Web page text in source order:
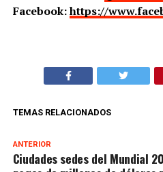
Facebook:https://
TEMAS RELACIONADOS
ANTERIOR
Ciudades sedes del Mundial